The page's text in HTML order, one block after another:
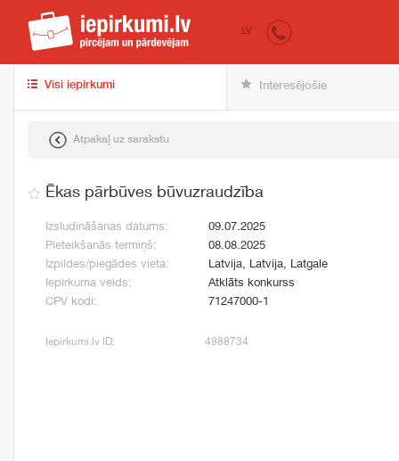
iepirkumi.lv
LV
Visi iepirkumi Interesējošie
Atpakaļ uz sarakstu
Ēkas pārbūves būvuzraudzība
Izsludināšanas datums:
09.07.2025
Pieteikšanās termiņš:
08.08.2025
Izpildes/piegādes vieta:
Latvija, Latvija, Latgale
Iepirkuma veids:
Atklāts konkurss
CPV kodi:
71247000-1
Iepirkumi.lv ID: 4988734